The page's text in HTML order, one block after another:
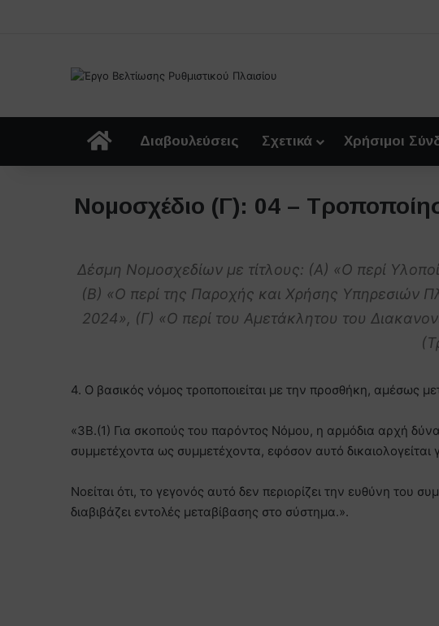
ΑρχικήΔιαβουλεύσεις Σχετικά Χρήσιμοι
Νομοσχέδιο (Γ): 04 –
Δέσμη Νομοσχεδίων με τίτλους: (Α) «Ο περί
(Β) «Ο περί της Παροχής και Χρήσης Υπηρεσιών
2024», (Γ) «Ο περί του Αμετάκλητου του
4. Ο βασικός νόμος τροποποιείται με την προσθήκη, αμέσως
«3Β.(1) Για σκοπούς του παρόντος Νόμου, η αρμόδια αρχή
συμμετέχοντα ως συμμετέχοντα, εφόσον αυτό δικαιολογείται
Νοείται ότι, το γεγονός αυτό δεν περιορίζει την ευθύνη του
διαβιβάζει εντολές μεταβίβασης στο σύστημα.».